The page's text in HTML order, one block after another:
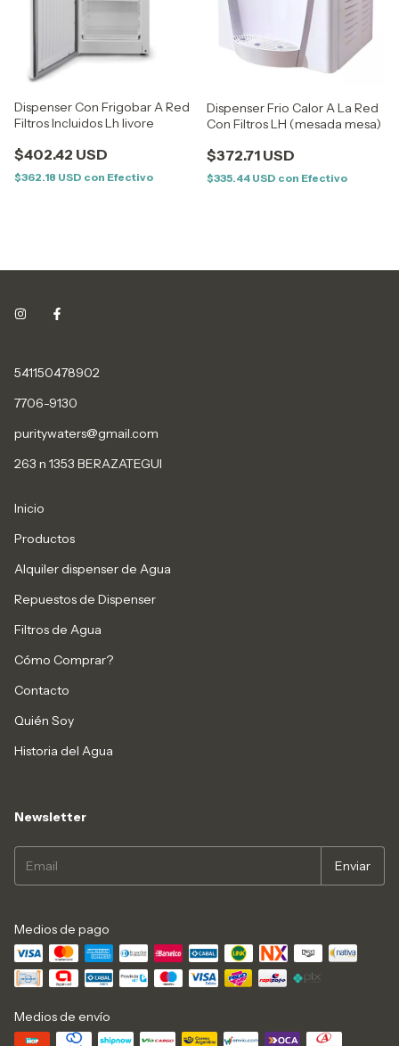
Dispenser Con Frigobar A Red
Filtros Incluidos Lh livore
$402.42 USD
$362.18 USD con Efectivo
Dispenser Frio Calor A La Red
Con Filtros LH (mesada mesa)
$372.71 USD
$335.44 USD con Efectivo
541150478902
7706-9130
puritywaters@gmail.com
263 n 1353 BERAZATEGUI
Inicio
Productos
Alquiler dispenser de Agua
Repuestos de Dispenser
Filtros de Agua
Cómo Comprar?
Contacto
Quién Soy
Historia del Agua
Newsletter
Medios de pago
Medios de envío